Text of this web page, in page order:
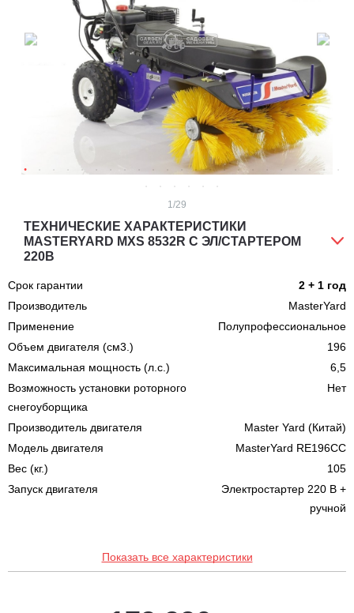
1 /29
ТЕХНИЧЕСКИЕ ХАРАКТЕРИСТИКИ
MASTERYARD MXS 8532R С ЭЛ/СТАРТЕРОМ
220В
Срок гарантии
2 + 1 год
Производитель
MasterYard
Применение
Полупрофессиональное
Объем двигателя (см3.)
196
Максимальная мощность (л.с.)
6,5
Возможность установки роторного
снегоуборщика
Нет
Производитель двигателя
Master Yard (Китай)
Модель двигателя
MasterYard RE196CC
Вес (кг.)
105
Запуск двигателя
Электростартер 220 В +
ручной
Показать все характеристики